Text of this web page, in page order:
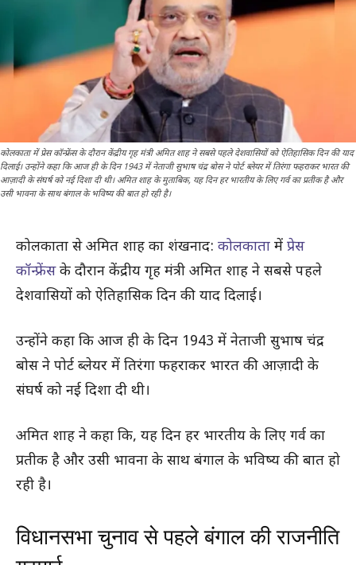
कोलकाता में प्रेस कॉन्फ्रेंस के दौरान केंद्रीय गृह मंत्री अमित शाह ने सबसे पहले देशवासियों को ऐतिहासिक दिन की याद
दिलाई। उन्होंने कहा कि आज ही के दिन 1943 में नेताजी सुभाष चंद्र बोस ने पोर्ट ब्लेयर में तिरंगा फहराकर भारत की
आज़ादी के संघर्ष को नई दिशा दी थी। अमित शाह के मुताबिक, यह दिन हर भारतीय के लिए गर्व का प्रतीक है और
उसी भावना के साथ बंगाल के भविष्य की बात हो रही है।
कोलकाता से अमित शाह का शंखनाद: कोलकाता में प्रेस
कॉन्फ्रेंसके दौरान केंद्रीय गृह मंत्री अमित शाह ने सबसे पहले
देशवासियों को ऐतिहासिक दिन की याद दिलाई।
उन्होंने कहा कि आज ही के दिन 1943 में नेताजी सुभाष चंद्र
बोस ने पोर्ट ब्लेयर में तिरंगा फहराकर भारत की आज़ादी के
संघर्ष को नई दिशा दी थी।
अमित शाह ने कहा कि, यह दिन हर भारतीय के लिए गर्व का
प्रतीक है और उसी भावना के साथ बंगाल के भविष्य की बात हो
रही है।
विधानसभा चुनाव से पहले बंगाल की राजनीति